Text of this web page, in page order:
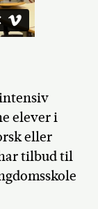
elever i
eller
tilbud til